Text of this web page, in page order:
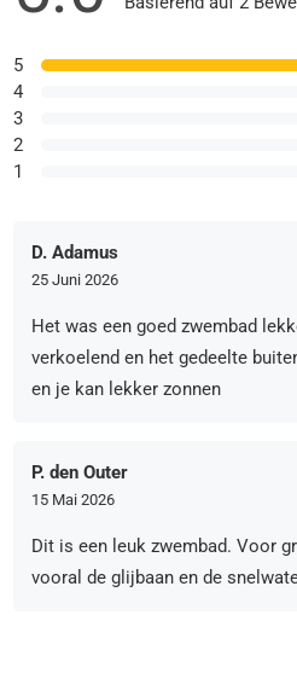
5
4
3
2
1
D. Adamus
25 Juni 2026
Het was een goed zwembad
verkoelend en het gedeelte
en je kan lekker zonnen
P. den Outer
15 Mai 2026
Dit is een leuk zwembad. Voor
vooral de glijbaan en de